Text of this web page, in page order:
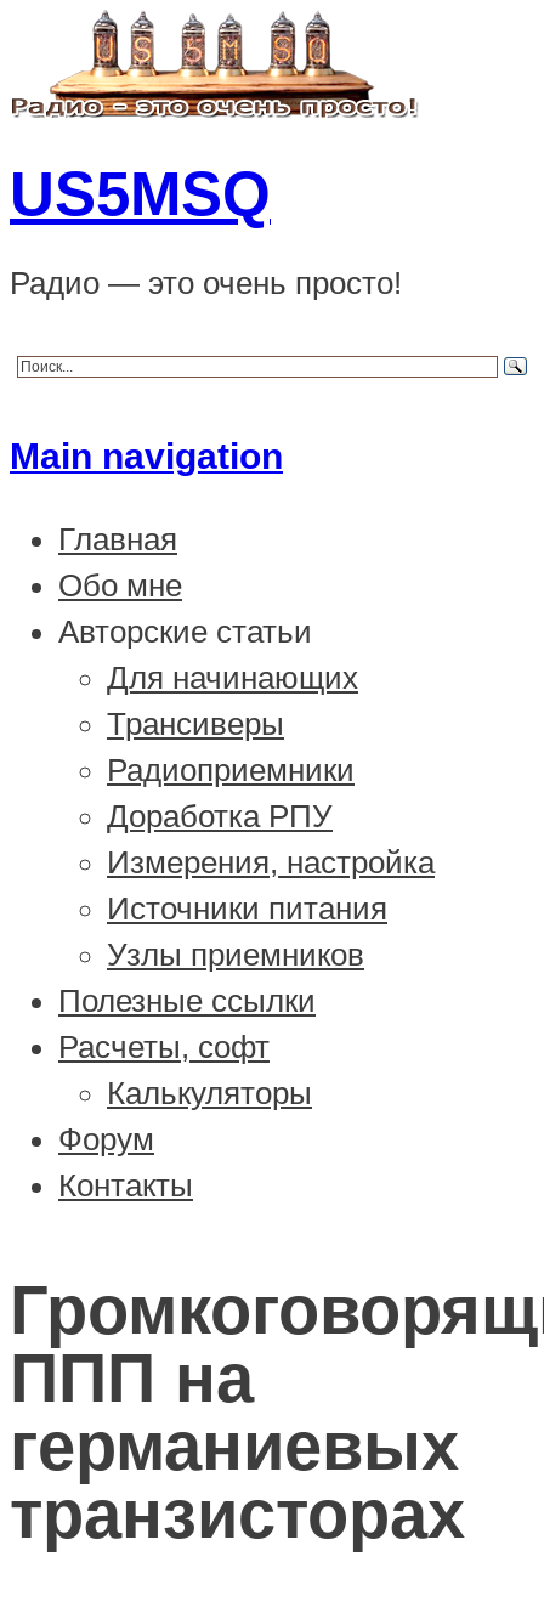
US5MSQ
Радио — это очень просто!
Main navigation
Главная
Обо мне
Авторские статьи
Для начинающих
Трансиверы
Радиоприемники
Доработка РПУ
Измерения, настройка
Источники питания
Узлы приемников
Полезные ссылки
Расчеты, софт
Калькуляторы
Форум
Контакты
ППП на
германиевых
транзисторах